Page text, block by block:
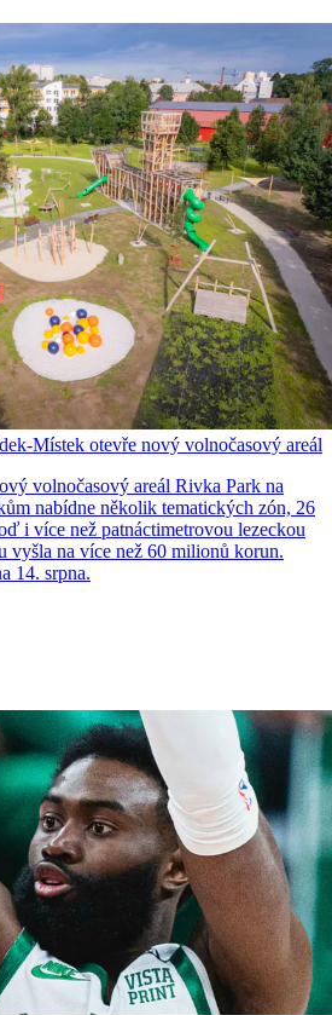
Místek otevře nový volnočasový areál
volnočasový areál Rivka Park na
nabídne několik tematických zón, 26
i více než patnáctimetrovou lezeckou
vyšla na více než 60 milionů korun.
14. srpna.